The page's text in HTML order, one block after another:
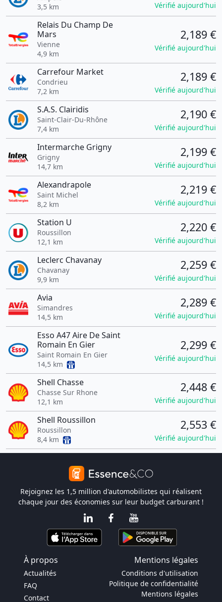
3,5 km
Vérifié aujourd'hui
Relais Du Champ De
Mars
Vienne
4,9 km
2,189 €
Vérifié aujourd'hui
Carrefour Market
Condrieu
7,2 km
2,189 €
Vérifié aujourd'hui
S.A.S. Clairidis
Saint-Clair-Du-Rhône
7,4 km
2,190 €
Vérifié aujourd'hui
Intermarche Grigny
Grigny
14,7 km
2,199 €
Vérifié aujourd'hui
Alexandrapole
Saint Michel
8,2 km
2,219 €
Vérifié aujourd'hui
Station U
Roussillon
12,1 km
2,220 €
Vérifié aujourd'hui
Leclerc Chavanay
Chavanay
9,9 km
2,259 €
Vérifié aujourd'hui
Avia
Simandres
14,5 km
2,289 €
Vérifié aujourd'hui
Esso A47 Aire De Saint
Romain En Gier
Saint Romain En Gier
14,5 km
2,299 €
Vérifié aujourd'hui
Shell Chasse
Chasse Sur Rhone
12,1 km
2,448 €
Vérifié aujourd'hui
Shell Roussillon
Roussillon
8,4 km
2,553 €
Vérifié aujourd'hui
Rejoignez les 1,5 million d'automobilistes qui réalisent
chaque jour des économies sur leur budget carburant !
À propos Mentions légales
Actualités
FAQ
Contact
Conditions d'utilisation
Politique de confidentialité
Mentions légales